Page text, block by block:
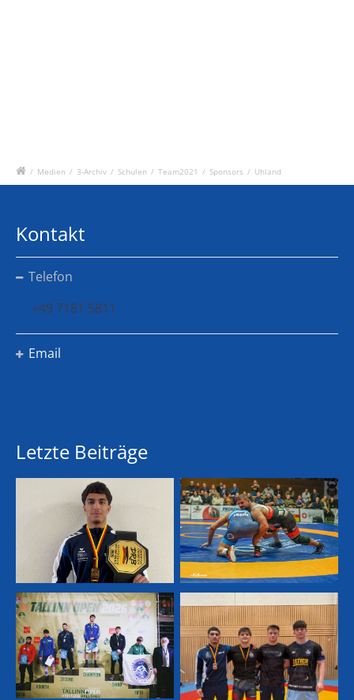
/ Medien / 3-Archiv / Schulen / Team2021 / Sponsors / Uhland
Kontakt
Telefon
+49 7181 5811
Email
Letzte Beiträge